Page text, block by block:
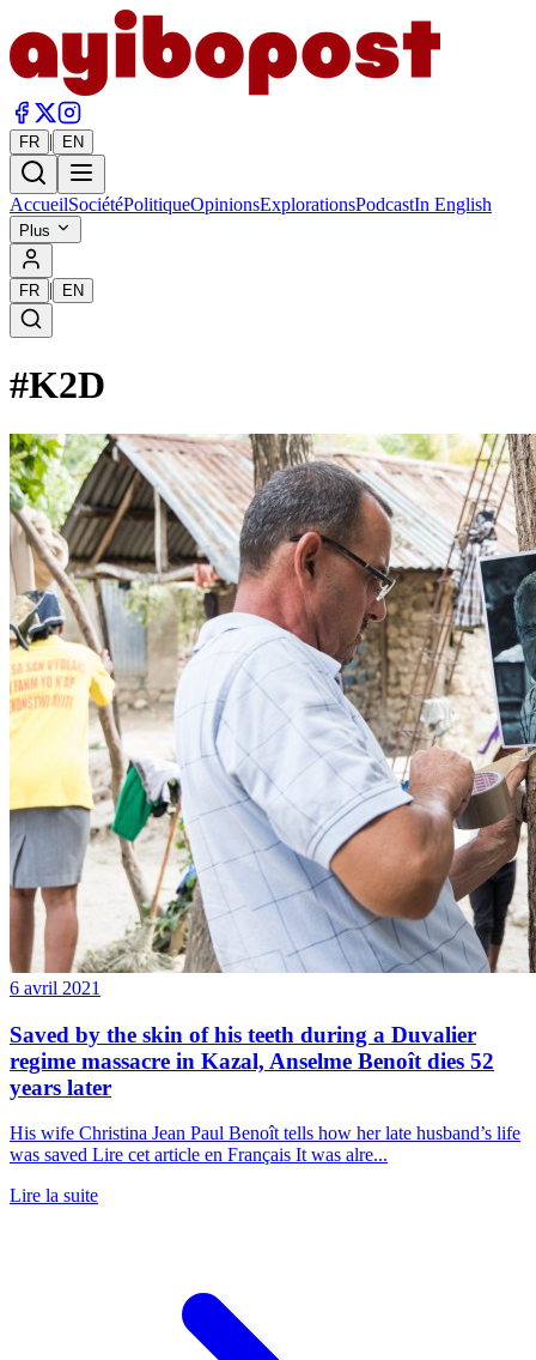
FR | EN
AccueilSociétéPolitiqueOpinionsExplorationsPodcastIn English
Plus
FR | EN
#K2D
6 avril 2021
Saved by the skin of his teeth during a Duvalier
regime massacre in Kazal, Anselme Benoît dies 52
years later
His wife Christina Jean Paul Benoît tells how her late husband’s life
was saved Lire cet article en Français It was alre...
Lire la suite